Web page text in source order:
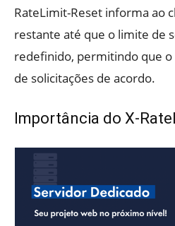
RateLimit-Reset informa ao
restante até que o limite de
redefinido, permitindo que o
de solicitações de acordo.
Importância do X-